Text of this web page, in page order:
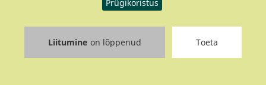
Prügikoristus
Liitumine on lõppenud Toeta